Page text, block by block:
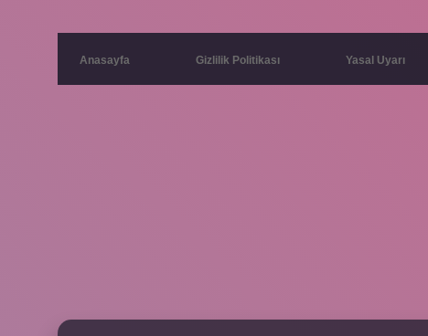
Anasayfa Gizlilik Politikası Yasal Uyarı